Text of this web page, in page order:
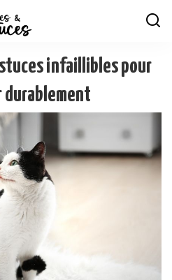
infaillibles pour
durablement